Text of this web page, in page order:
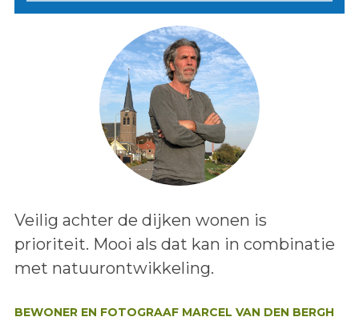
Lees het bericht:
Veilig achter de dijken wonen is
prioriteit. Mooi als dat kan in combinatie
met natuurontwikkeling.
BEWONER EN FOTOGRAAF MARCEL VAN DEN BERGH